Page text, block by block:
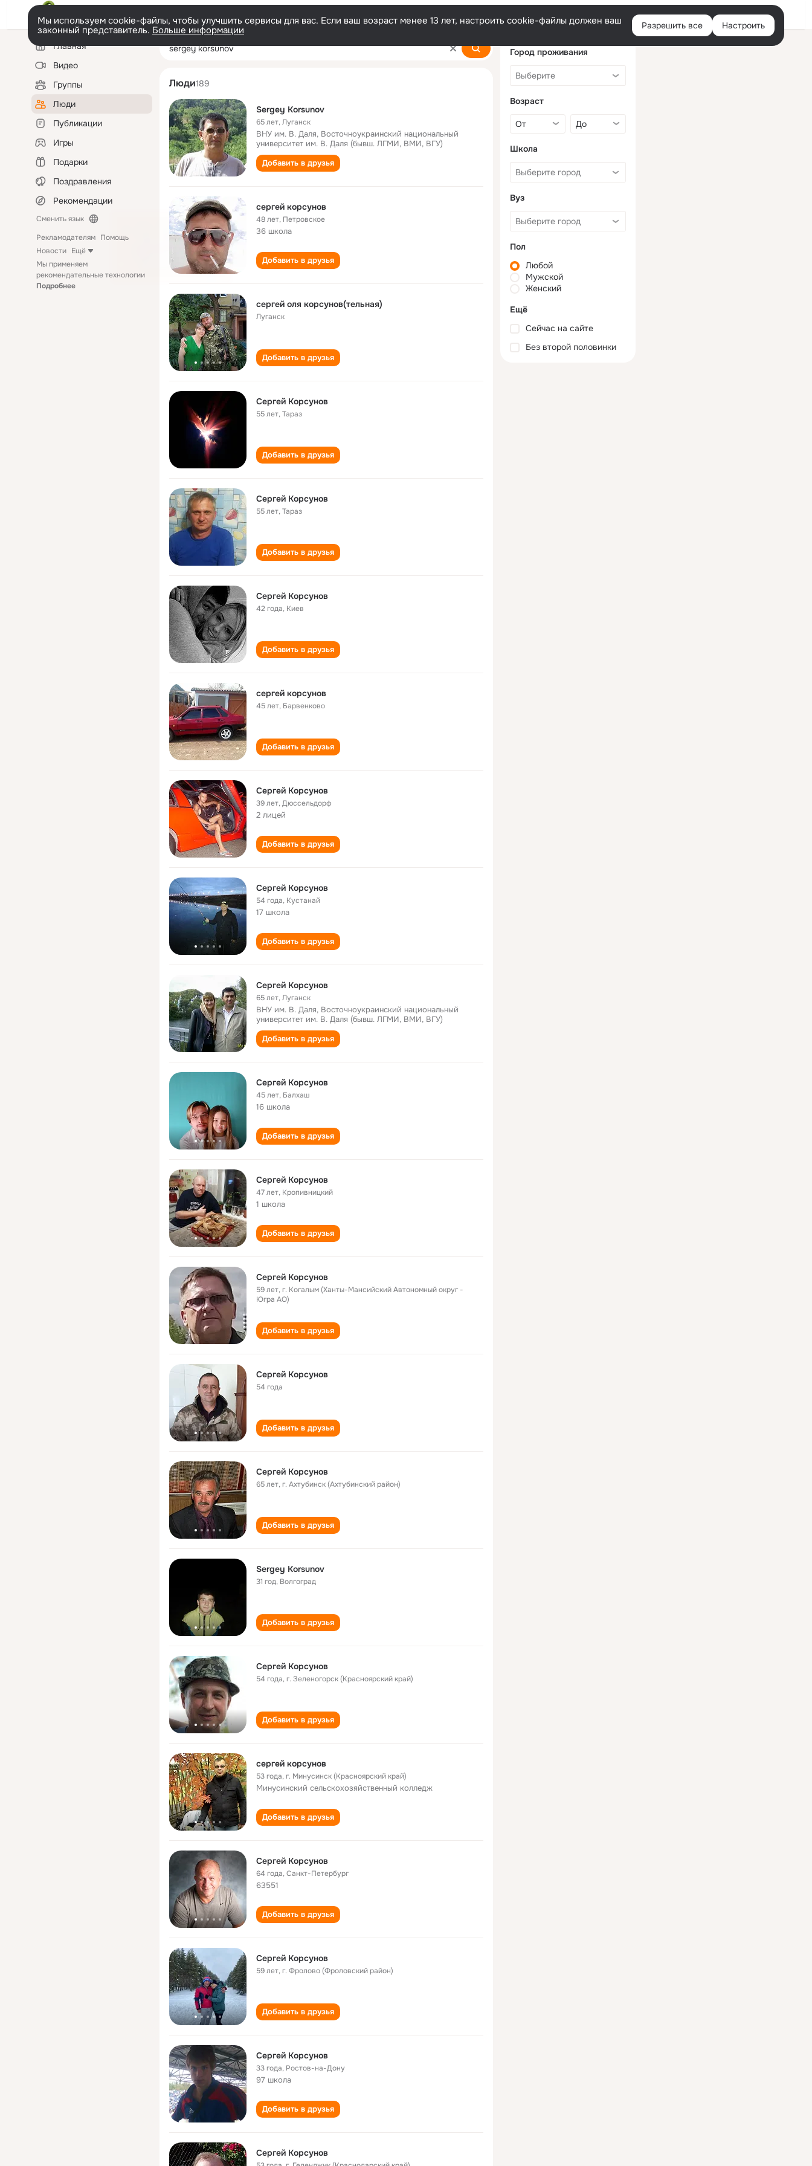
Войти
Мы используем cookie-файлы, чтобы улучшить сервисы для вас. Если ваш возраст менее 13 лет, настроить cookie-файлы должен ваш
законный представитель. Больше информации Разрешить все Настроить
Левая
колонкаГлавная
Видео
Группы
Люди
Публикации
Игры
Подарки
Поздравления
Рекомендации
Сменить язык
Рекламодателям Помощь
Новости Ещё
Мы применяем
рекомендательные технологии
Подробнее
sergey korsunov
Люди189
Sergey Korsunov
65 лет,Луганск
ВНУ им. В. Даля, Восточноукраинский национальный
университет им. В. Даля (бывш. ЛГМИ, ВМИ, ВГУ)
Добавить в друзья
сергей корсунов
48 лет, Петровское
36 школа
Добавить в друзья
сергей оля корсунов(тельная)
Луганск
Добавить в друзья
Сергей Корсунов
55 лет,Тараз
Добавить в друзья
Сергей Корсунов
55 лет,Тараз
Добавить в друзья
Сергей Корсунов
42 года, Киев
Добавить в друзья
сергей корсунов
45 лет, Барвенково
Добавить в друзья
Сергей Корсунов
39 лет,Дюссельдорф
2 лицей
Добавить в друзья
Сергей Корсунов
54 года, Кустанай
17 школа
Добавить в друзья
Сергей Корсунов
65 лет,Луганск
ВНУ им. В. Даля, Восточноукраинский национальный
университет им. В. Даля (бывш. ЛГМИ, ВМИ, ВГУ)
Добавить в друзья
Сергей Корсунов
45 лет, Балхаш
16 школа
Добавить в друзья
Сергей Корсунов
47 лет, Кропивницкий
1 школа
Добавить в друзья
Сергей Корсунов
59 лет,г. Когалым (Ханты-Мансийский Автономный округ -
Югра АО)
Добавить в друзья
Сергей Корсунов
54 года
Добавить в друзья
Сергей Корсунов
65 лет,г. Ахтубинск (Ахтубинский район)
Добавить в друзья
Sergey Korsunov
31 год, Волгоград
Добавить в друзья
Сергей Корсунов
54 года,г. Зеленогорск (Красноярский край)
Добавить в друзья
сергей корсунов
53 года,г. Минусинск (Красноярский край)
Минусинский сельскохозяйственный колледж
Добавить в друзья
Сергей Корсунов
64 года,Санкт-Петербург
63551
Добавить в друзья
Сергей Корсунов
59 лет,г. Фролово (Фроловский район)
Добавить в друзья
Сергей Корсунов
33 года, Ростов-на-Дону
97 школа
Добавить в друзья
Сергей Корсунов
Город проживания
Возраст
Школа
Вуз
Пол
Любой
Мужской
Женский
Ещё
Сейчас на сайте
Без второй половинки